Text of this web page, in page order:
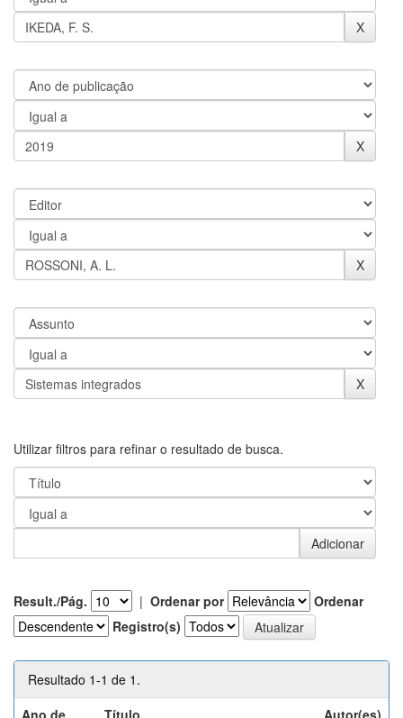
Utilizar filtros para refinar o resultado de busca.
Result./Pág. | Ordenar por
Ordenar
Registro(s)
Resultado 1-1 de 1.
Ano de
Título Autor(es)